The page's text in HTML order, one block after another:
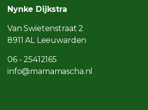
Nynke Dijkstra
Van Swietenstraat 2
8911 AL Leeuwarden
06 - 25412165
info@mamamascha.nl